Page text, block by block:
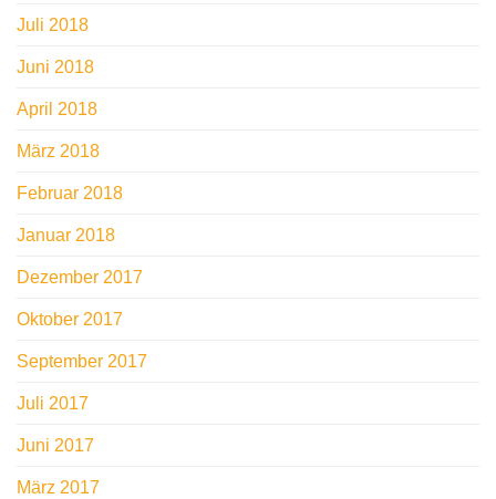
Juli 2018
Juni 2018
April 2018
März 2018
Februar 2018
Januar 2018
Dezember 2017
Oktober 2017
September 2017
Juli 2017
Juni 2017
März 2017